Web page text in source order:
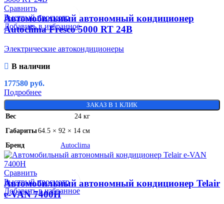
Сравнить
Быстрый просмотр
Добавить в избранное
Автомобильный автономный кондиционер
Autoclima Fresco 5000 RT 24В
Электрические автокондиционеры
В наличии
177580 руб.
Подробнее
ЗАКАЗ В 1 КЛИК
Вес
24 кг
Габариты64.5 × 92 × 14 см
Бренд
Autoclima
Сравнить
Быстрый просмотр
Добавить в избранное
Автомобильный автономный кондиционер Telair
e-VAN 7400H